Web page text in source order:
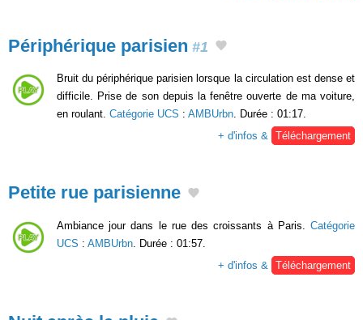
Périphérique parisien #1
Bruit du périphérique parisien lorsque la circulation est dense et
difficile. Prise de son depuis la fenêtre ouverte de ma voiture,
en roulant. Catégorie UCS : AMBUrbn. Durée : 01:17.
+ d'infos & Téléchargement
Petite rue parisienne
Ambiance jour dans le rue des croissants à Paris. Catégorie
UCS : AMBUrbn . Durée : 01:57.
+ d'infos &
Téléchargement